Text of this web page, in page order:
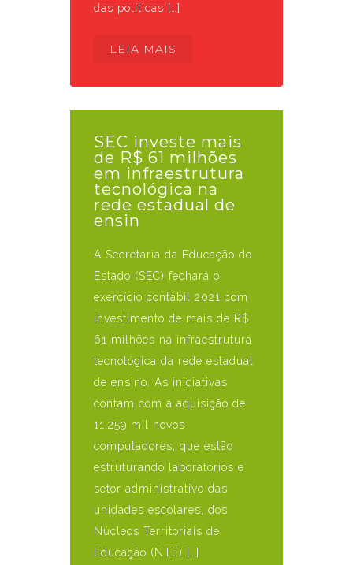
das políticas […]
LEIA MAIS
SEC investe mais
de R$ 61 milhões
em infraestrutura
tecnológica na
rede estadual de
ensin
A Secretaria da Educação do
Estado (SEC) fechará o
exercício contábil 2021 com
investimento de mais de R$
61 milhões na infraestrutura
tecnológica da rede estadual
de ensino. As iniciativas
contam com a aquisição de
11.259 mil novos
computadores, que estão
estruturando laboratórios e
setor administrativo das
unidades escolares, dos
Núcleos Territoriais de
Educação (NTE) […]